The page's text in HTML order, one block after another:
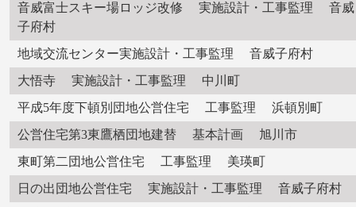
音威富士スキー場ロッジ改修 実施設計・工事監理 音威
子府村
地域交流センター実施設計・工事監理 音威子府村
大悟寺 実施設計・工事監理 中川町
平成5年度下頓別団地公営住宅 工事監理 浜頓別町
公営住宅第3東鷹栖団地建替 基本計画 旭川市
東町第二団地公営住宅 工事監理 美瑛町
日の出団地公営住宅 実施設計・工事監理 音威子府村